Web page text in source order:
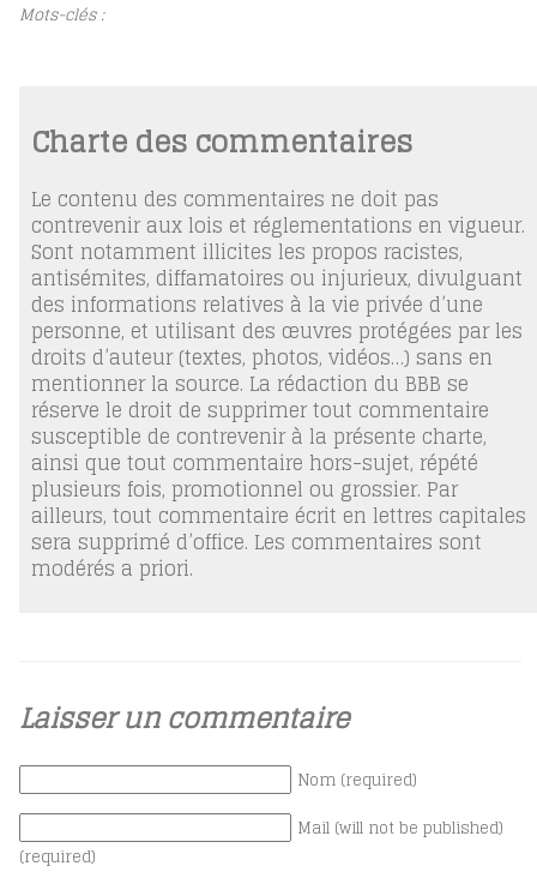
Mots-clés :
Charte des commentaires
Le contenu des commentaires ne doit pas
contrevenir aux lois et réglementations en vigueur.
Sont notamment illicites les propos racistes,
antisémites, diffamatoires ou injurieux, divulguant
des informations relatives à la vie privée d’une
personne, et utilisant des œuvres protégées par les
droits d’auteur (textes, photos, vidéos…) sans en
mentionner la source. La rédaction du BBB se
réserve le droit de supprimer tout commentaire
susceptible de contrevenir à la présente charte,
ainsi que tout commentaire hors-sujet, répété
plusieurs fois, promotionnel ou grossier. Par
ailleurs, tout commentaire écrit en lettres capitales
sera supprimé d’office. Les commentaires sont
modérés a priori.
Laisser un commentaire
Nom (required)
Mail (will not be published)
(required)